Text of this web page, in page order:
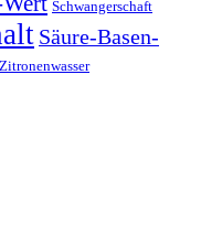
Schwangerschaft
Säure-Basen-
Zitronenwasser